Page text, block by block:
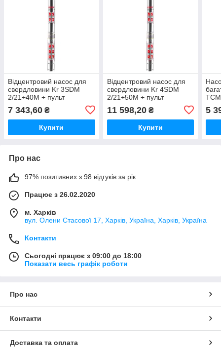
Відцентровий насос для
свердловини Kr 3SDM
2/21+40M + пульт
7 343,60 ₴
Купити
Відцентровий насос для
свердловини Kr 4SDM
2/21+50M + пульт
11 598,20₴
Купити
5
Про нас
97% позитивних з 98 відгуків за рік
Працює з 26.02.2020
м. Харків
вул. Олени Стасової 17, Харків, Україна, Харків, Україна
Контакти
Сьогодні працює з 09:00 до 18:00
Показати весь графік роботи
Про нас
Контакти
Доставка та оплата